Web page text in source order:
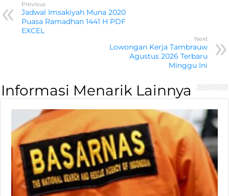
Previous
Jadwal Imsakiyah Muna 2020
Puasa Ramadhan 1441 H PDF
EXCEL
Next
Lowongan Kerja Tambrauw
Agustus 2026 Terbaru
Minggu Ini
Informasi Menarik Lainnya